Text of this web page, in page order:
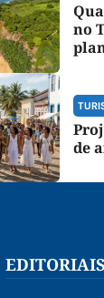
no
de
EDITORIAIS